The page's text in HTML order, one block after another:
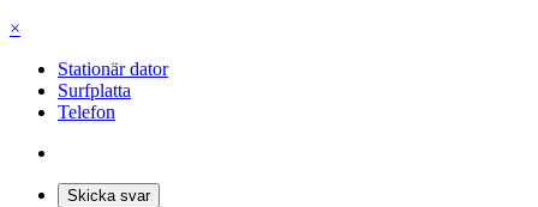
×
Stationär dator
Surfplatta
Telefon
Skicka svar